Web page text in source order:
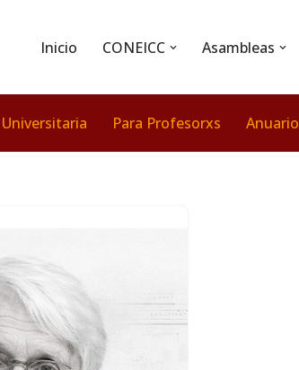
Inicio CONEICC Asambleas
Para Profesorxs Anuario